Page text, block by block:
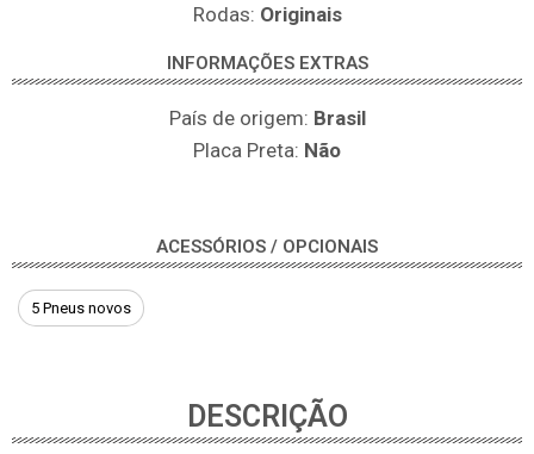
Rodas: Originais
INFORMAÇÕES EXTRAS
País de origem: Brasil
Placa Preta: Não
ACESSÓRIOS / OPCIONAIS
5 Pneus novos
DESCRIÇÃO